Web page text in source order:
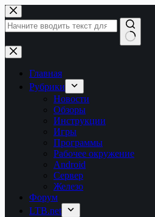
Перейти
к
сути
Ничего
не
найденоГлавная
Рубрики
Новости
Обзоры
Инструкции
Игры
Программы
Рабочее окружение
Android
Сервер
Железо
Форум
LTB.net